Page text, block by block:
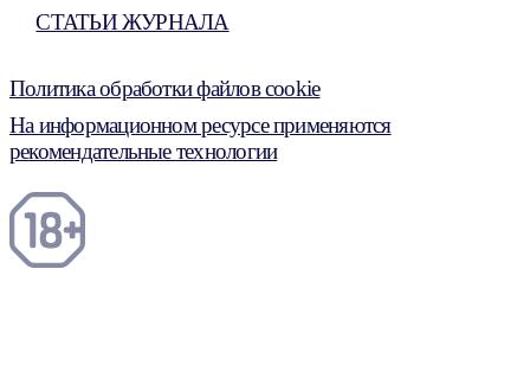
СТАТЬИ ЖУРНАЛА
Политика обработки файлов cookie
На информационном ресурсе применяются
рекомендательные технологии